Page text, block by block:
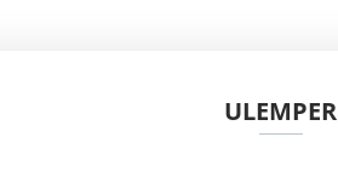
ULEMPER